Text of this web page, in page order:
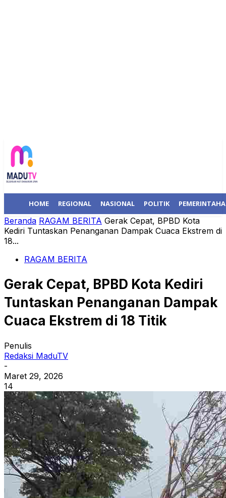
HOME REGIONAL NASIONAL POLITIK
Beranda RAGAM BERITA Gerak Cepat, BPBD Kota
Kediri Tuntaskan Penanganan Dampak Cuaca Ekstrem di
18...
RAGAM BERITA
Gerak Cepat, BPBD Kota Kediri
Tuntaskan Penanganan Dampak
Cuaca Ekstrem di 18 Titik
Penulis
Redaksi MaduTV
-
Maret 29, 2026
14